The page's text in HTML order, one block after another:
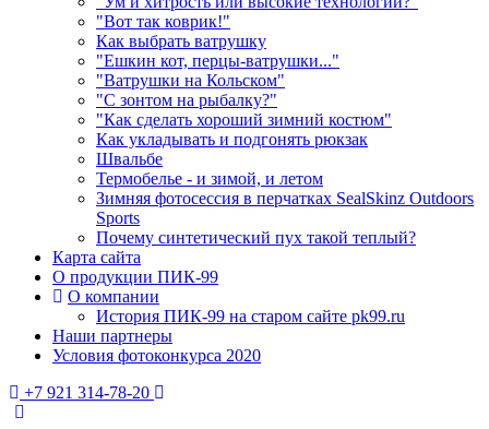
"Вот так коврик!"
Как выбрать ватрушку
"Ешкин кот, перцы-ватрушки..."
"Ватрушки на Кольском"
"С зонтом на рыбалку?"
"Как сделать хороший зимний костюм"
Как укладывать и подгонять рюкзак
Швальбе
Термобелье - и зимой, и летом
Зимняя фотосессия в перчатках SealSkinz Outdoors
Sports
Почему синтетический пух такой теплый?
Карта сайта
О продукции ПИК-99
О компании
История ПИК-99 на старом сайте pk99.ru
Наши партнеры
Условия фотоконкурса 2020
+7 921 314-78-20